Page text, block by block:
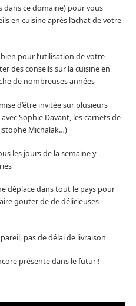
dans ce domaine) pour vous
en cuisine après l’achat de votre
pour l’utilisation de votre
des conseils sur la cuisine en
de nombreuses années
d’être invitée sur plusieurs
Sophie Davant, les carnets de
Michalak…)
les jours de la semaine y
déplace dans tout le pays pour
gouter de de délicieuses
pas de délai de livraison
présente dans le futur !